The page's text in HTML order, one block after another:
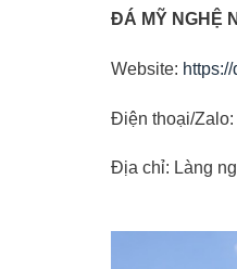
ĐÁ MỸ NGHỆ
Website:
Điện thoại/
Địa chỉ: Làng